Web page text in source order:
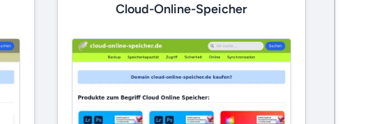
Cloud-Online-Speicher